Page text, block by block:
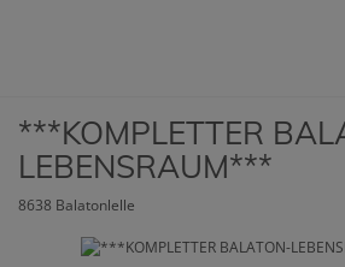
***KOMPLETTER
LEBENSRAUM***
8638 Balatonlelle